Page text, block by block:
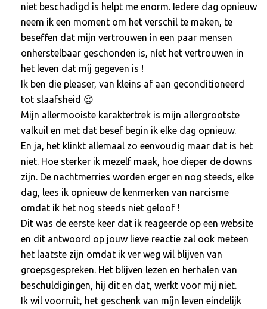
niet beschadigd is helpt me enorm. Iedere dag opnieuw
neem ik een moment om het verschil te maken, te
beseffen dat mijn vertrouwen in een paar mensen
onherstelbaar geschonden is, níet het vertrouwen in
het leven dat míj gegeven is !
Ik ben die pleaser, van kleins af aan geconditioneerd
tot slaafsheid 😉
Mijn allermooiste karaktertrek is mijn allergrootste
valkuil en met dat besef begin ik elke dag opnieuw.
En ja, het klinkt allemaal zo eenvoudig maar dat is het
niet. Hoe sterker ik mezelf maak, hoe dieper de downs
zijn. De nachtmerries worden erger en nog steeds, elke
dag, lees ik opnieuw de kenmerken van narcisme
omdat ik het nog steeds niet geloof !
Dit was de eerste keer dat ik reageerde op een website
en dit antwoord op jouw lieve reactie zal ook meteen
het laatste zijn omdat ik ver weg wil blijven van
groepsgespreken. Het blijven lezen en herhalen van
beschuldigingen, hij dit en dat, werkt voor mij niet.
Ik wil voorruit, het geschenk van míjn leven eindelijk